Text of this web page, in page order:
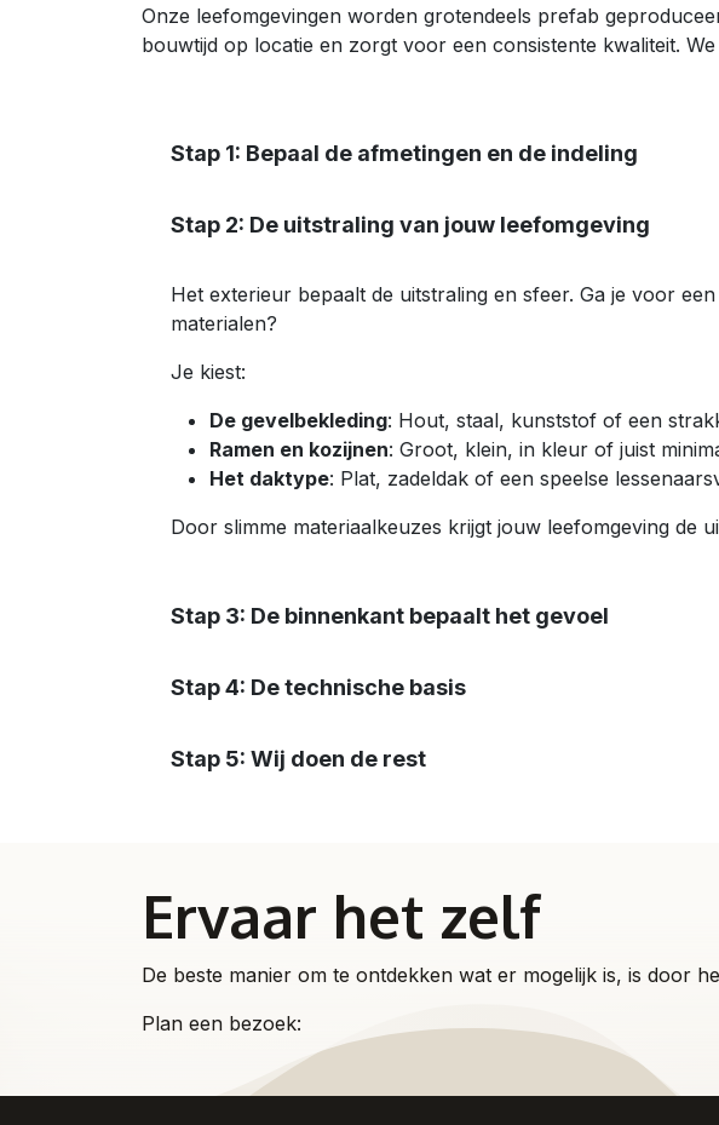
Onze leefomgevingen worden grotendeels prefab
bouwtijd op locatie en zorgt voor een consistente kwaliteit.
Stap 1: Bepaal de afmetingen en de indeling
Stap 2: De uitstraling van jouw leefomgeving
Het exterieur bepaalt de uitstraling en sfeer. Ga je voor
materialen?
Je kiest:
De gevelbekleding: Hout, staal, kunststof of een
Ramen en kozijnen: Groot, klein, in kleur of juist
Het daktype: Plat, zadeldak of een speelse
Door slimme materiaalkeuzes krijgt jouw leefomgeving de
Stap 3: De binnenkant bepaalt het gevoel
Stap 4: De technische basis
Stap 5: Wij doen de rest
Ervaar het zelf
De beste manier om te ontdekken wat er mogelijk is, is door
Plan een bezoek: